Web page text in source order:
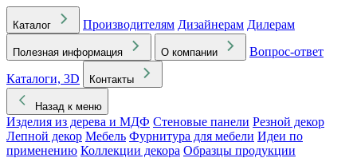
Каталог Производителям Дизайнерам Дилерам
Полезная информация О компании
Вопрос-ответ
Каталоги, 3D
Контакты
Назад к меню
Изделия из дерева и МДФ Стеновые панели Резной декор
Лепной декор Мебель Фурнитура для мебели Идеи по
применению Коллекции декора Образцы продукции